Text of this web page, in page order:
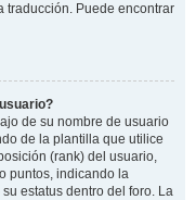
traducción. Puede encontrar
de su nombre de usuario
de la plantilla que utilice
(rank) del usuario,
puntos, indicando la
estatus dentro del foro. La